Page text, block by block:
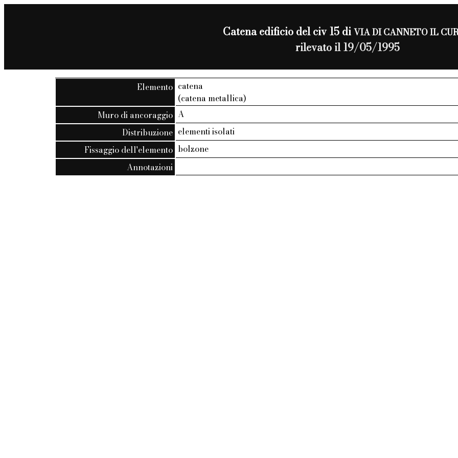
Catena edificio del civ 15 diVIA DI CANNETO IL
rilevato il 19/05/1995
Elemento catena
(catena metallica)
Muro di ancoraggio A
Distribuzione elementi isolati
Fissaggio dell'elemento bolzone
Annotazioni